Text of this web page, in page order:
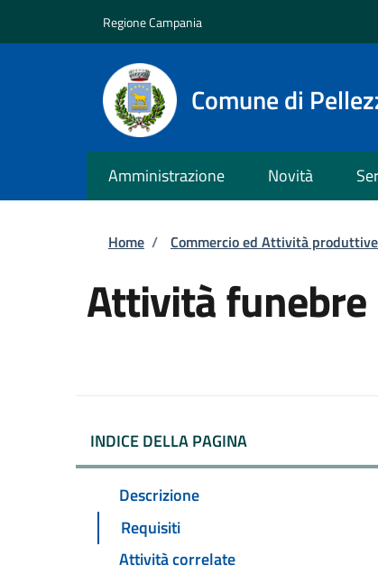
Regione Campania
Comune di
Amministrazione Novità
Briciole di pane
Home / Commercio ed Attività produttive
Attività funebre
INDICE DELLA PAGINA
Descrizione
Requisiti
Attività correlate